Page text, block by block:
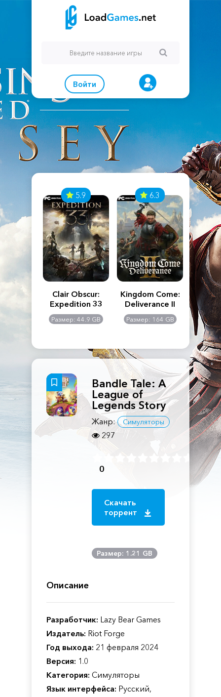
Войти
Creed
5.9
Clair Obscur:
Expedition 33
Размер: 44.9 GB
6.3
Kingdom Come:
Deliverance II
Размер: 164 GB
The
Bandle Tale: A
League of
Legends Story
Жанр: Симуляторы
297
0
Скачать
торрент
Размер: 1.21 GB
Описание
Разработчик: Lazy Bear Games
Издатель: Riot Forge
Год выхода: 21 февраля 2024
Версия: 1.0
Категория: Симуляторы
Язык интерфейса: Русский,